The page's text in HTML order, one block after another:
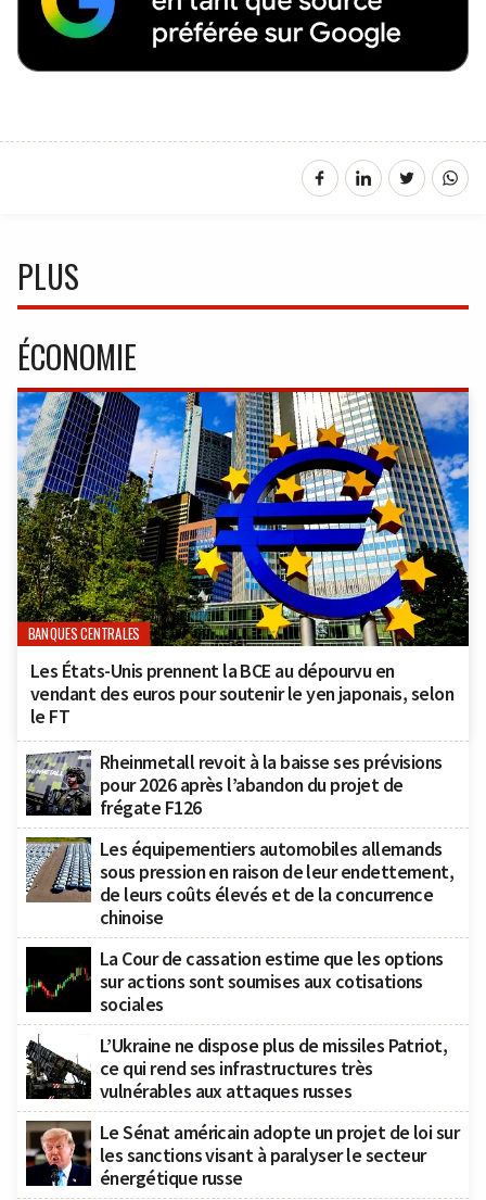
PLUS
ÉCONOMIE
BANQUES CENTRALES
Les États-Unis prennent la BCE au dépourvu en
vendant des euros pour soutenir le yen japonais, selon
le FT
Rheinmetall revoit à la baisse ses prévisions
pour 2026 après l’abandon du projet de
frégate F126
Les équipementiers automobiles allemands
sous pression en raison de leur endettement,
de leurs coûts élevés et de la concurrence
chinoise
La Cour de cassation estime que les options
sur actions sont soumises aux cotisations
sociales
L’Ukraine ne dispose plus de missiles Patriot,
ce qui rend ses infrastructures très
vulnérables aux attaques russes
Le Sénat américain adopte un projet de loi sur
les sanctions visant à paralyser le secteur
énergétique russe